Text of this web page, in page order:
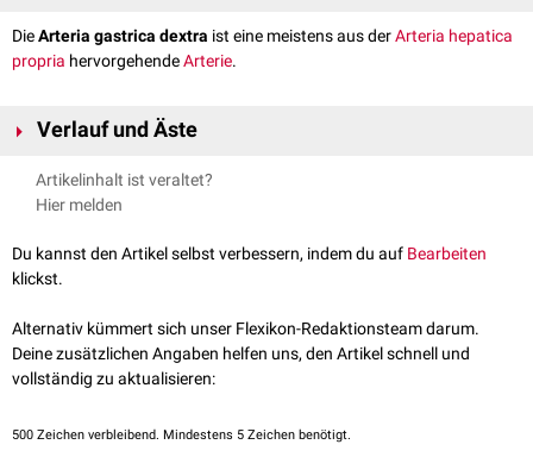
DieArteria gastrica dextra ist eine meistens aus derArteria hepatica
propria hervorgehendeArterie.
Verlauf und Äste
Die Arteria gastrica dextra stammt aus der
Arteria hepatica communis
minor des
Magens , versorgt angrenzende Areale des Magens und gibt
manchmal die inkonstant vorhandene
Arteria supraduodenalis
Entlang der kleinen Kurvatur bildet die Arteria gastrica dextra innerhalb
des Omentum minus eineAnastomosemit derArteria gastrica sinistra
Artikelinhalt ist veraltet?
Hier melden
Du kannst den Artikel selbst verbessern, indem du auf Bearbeiten
klickst.
Alternativ kümmert sich unser Flexikon-Redaktionsteam darum.
Deine zusätzlichen Angaben helfen uns, den Artikel schnell und
vollständig zu aktualisieren:
500 Zeichen verbleibend. Mindestens 5 Zeichen benötigt.